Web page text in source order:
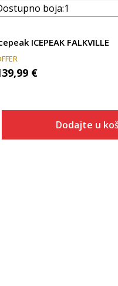
boja:1
ICEPEAK FALKVILLE
€
Dodajte u